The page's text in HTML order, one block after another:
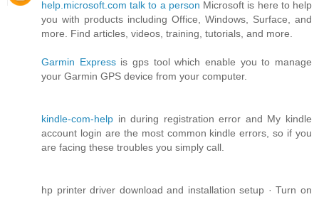
help.microsoft.com talk to a person Microsoft is here to help
you with products including Office, Windows, Surface, and
more. Find articles, videos, training, tutorials, and more.
Garmin Expressis gps tool which enable you to manage
your Garmin GPS device from your computer.
kindle-com-help in during registration error and My kindle
account login are the most common kindle errors, so if you
are facing these troubles you simply call.
hp printer driver download and installation setup · Turn on